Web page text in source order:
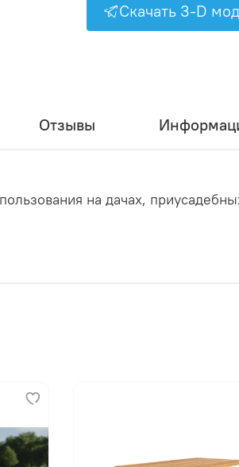
Скачать 3-D
Отзывы
на дачах,